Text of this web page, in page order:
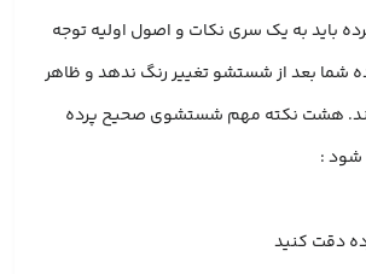
باید به یک سری نکات و اصول اولیه توجه
شما بعد از شستشو تغییر رنگ ندهد و ظاهر
کند. هشت نکته مهم شستشوی صحیح پرده
شود :